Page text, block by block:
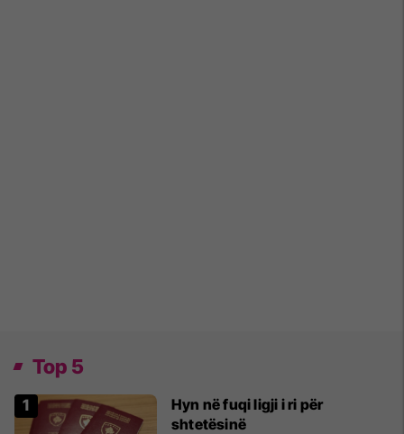
Top 5
Hyn në fuqi ligji i ri për
shtetësinë